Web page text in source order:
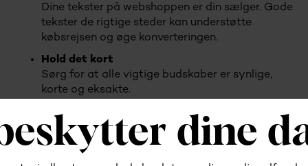
Dine tekster på webshoppen er din sælger. Gode
tekster de rigtige steder kan understøtte
købsrejsen og øge konverteringen.
Hold det kort
Sørg for at alle vigtige budskaber er synlige,
korte og eksakte.
Hold teksterne opdateret
Gennemgå teksterne kvartalsvist eller årligt. Er
der fx. noget sæson der kan tages hensyn til?
Har vi ændret kendskab til vores kunder?